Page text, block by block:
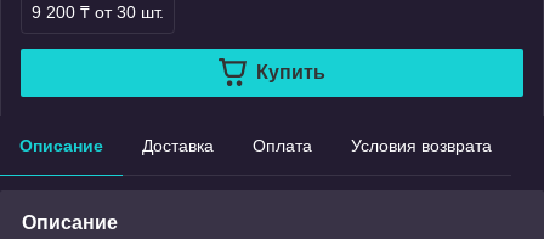
9 200 ₸ от 30 шт.
Купить
Описание Доставка Оплата Условия возврата
Описание